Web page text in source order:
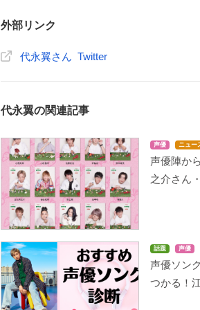
外部リンク
代永翼さん Twitter
代永翼の関連記事
声優 ニュー
声優陣か
之介さん
話題 声優
声優ソン
つかる！